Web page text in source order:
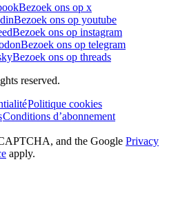
Bezoek ons op x
Bezoek ons op youtube
Bezoek ons op instagram
Bezoek ons op telegram
Bezoek ons op threads
reserved.
Politique cookies
Conditions d’abonnement
and the Google Privacy
apply.